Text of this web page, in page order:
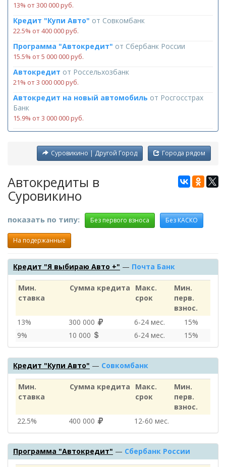
13% от 300 000 руб.
Кредит "Купи Авто" от Совкомбанк
22.5% от 400 000 руб.
Программа "Автокредит" от Сбербанк России
15.5% от 5 000 000 руб.
Автокредит от Россельхозбанк
21% от 3 000 000 руб.
Автокредит на новый автомобиль от Росгосстрах
Банк
15.9% от 3 000 000 руб.
Города рядом
Суровикино | Другой Город
Автокредиты в
Суровикино
показать по типу: Без первого взноса Без КАСКО
На подержанные
Кредит "Я выбираю Авто +" — Почта Банк
Мин.
ставка
Сумма кредита
Макс.
срок
Мин.
перв.
взнос.
13%
300 000 6‑24 мес.
15%
9%
10 000 6‑24 мес. 15%
Кредит "Купи Авто" — Совкомбанк
Мин.
ставка
Сумма кредита
Макс.
срок
Мин.
перв.
взнос.
22.5%
400 000 12‑60 мес.
Программа "Автокредит" — Сбербанк России